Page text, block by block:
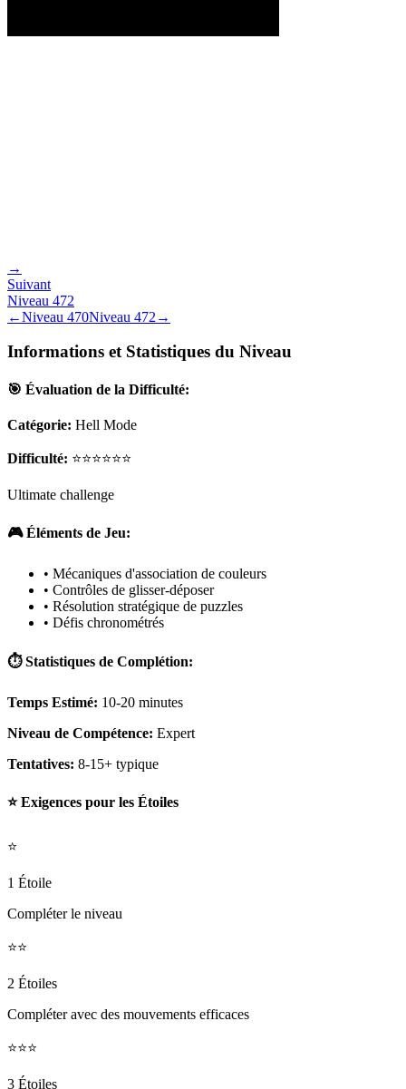
→
Suivant
Niveau 472
←Niveau 470Niveau 472 →
Informations et Statistiques du Niveau
🎯 Évaluation de la Difficulté:
Catégorie: Hell Mode
Difficulté: ⭐⭐⭐⭐⭐⭐
Ultimate challenge
🎮 Éléments de Jeu:
• Mécaniques d'association de couleurs
• Contrôles de glisser-déposer
• Résolution stratégique de puzzles
• Défis chronométrés
⏱️ Statistiques de Complétion:
Temps Estimé: 10-20 minutes
Niveau de Compétence: Expert
Tentatives: 8-15+ typique
⭐ Exigences pour les Étoiles
⭐
1 Étoile
Compléter le niveau
⭐⭐
2 Étoiles
Compléter avec des mouvements efficaces
⭐⭐⭐
3 Étoiles